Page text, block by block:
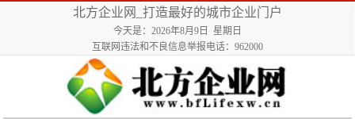
北方企业网_打造最好的城市企业门户
今天是：2026年8月9日 星期日
互联网违法和不良信息举报电话：962000